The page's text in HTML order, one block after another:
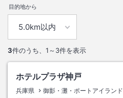
目的地から
3件のうち、 1～3件を表示
ホテルプラザ神戸
兵庫県 御影・灘・ポートアイランド